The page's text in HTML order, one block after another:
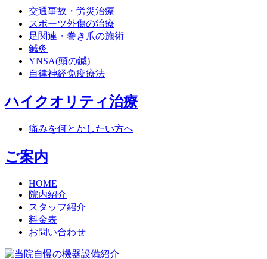
交通事故・労災治療
スポーツ外傷の治療
足関連・巻き爪の施術
鍼灸
YNSA(頭の鍼)
自律神経免疫療法
ハイクオリティ治療
痛みを何とかしたい方へ
ご案内
HOME
院内紹介
スタッフ紹介
料金表
お問い合わせ